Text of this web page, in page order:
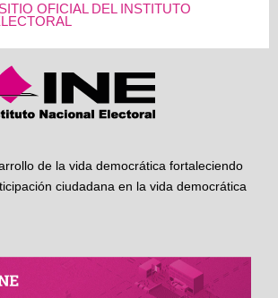
OFICIAL DEL INSTITUTO
de la vida democrática fortaleciendo
ciudadana en la vida democrática